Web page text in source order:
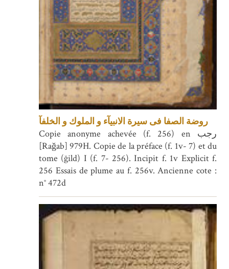
روضة الصفا فى سيرة الانبيآء و الملوك و الخلفآ
Copie anonyme achevée (f. 256) en رجب
[Raǧab] 979H. Copie de la préface (f. 1v- 7) et du
tome (ğild) I (f. 7- 256). Incipit f. 1v Explicit f.
256 Essais de plume au f. 256v. Ancienne cote :
n° 472d